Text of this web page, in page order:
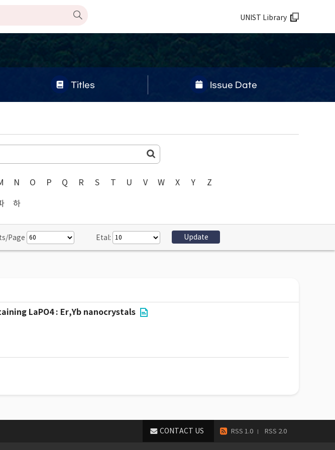
UNIST Library
Titles Issue Date
N O P Q R S T U V W X Y Z
하
Page Etal:
LaPO4 : Er,Yb nanocrystals
RSS 1.0 RSS 2.0
CONTACT US